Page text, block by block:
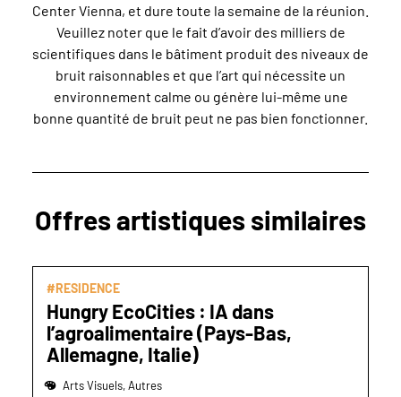
Center Vienna, et dure toute la semaine de la réunion.
Veuillez noter que le fait d’avoir des milliers de
scientifiques dans le bâtiment produit des niveaux de
bruit raisonnables et que l’art qui nécessite un
environnement calme ou génère lui-même une
bonne quantité de bruit peut ne pas bien fonctionner.
Offres artistiques similaires
#RESIDENCE
Hungry EcoCities : IA dans
l’agroalimentaire (Pays-Bas,
Allemagne, Italie)
Arts Visuels, Autres